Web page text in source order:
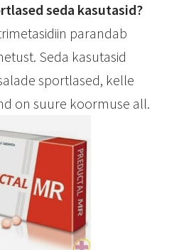
seda kasutasid?
parandab
Seda kasutasid
sportlased, kelle
on suure koormuse all.